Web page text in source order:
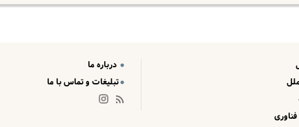
درباره ما
تبلیغات و تماس با ما